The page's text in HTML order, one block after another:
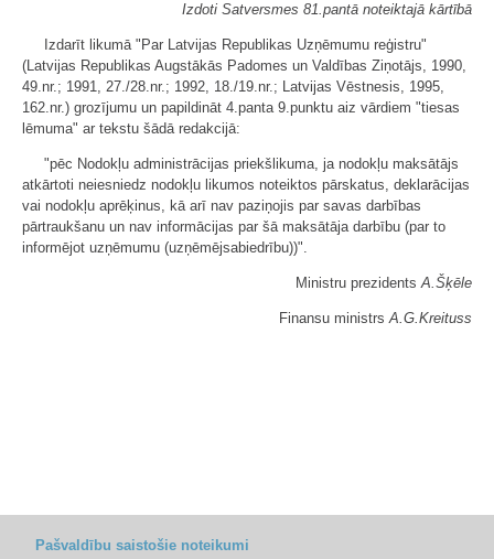
Izdoti Satversmes 81.pantā noteiktajā kārtībā
Izdarīt likumā "Par Latvijas Republikas Uzņēmumu reģistru"
(Latvijas Republikas Augstākās Padomes un Valdības Ziņotājs, 1990,
49.nr.; 1991, 27./28.nr.; 1992, 18./19.nr.; Latvijas Vēstnesis, 1995,
162.nr.) grozījumu un papildināt 4.panta 9.punktu aiz vārdiem "tiesas
lēmuma" ar tekstu šādā redakcijā:
"pēc Nodokļu administrācijas priekšlikuma, ja nodokļu maksātājs
atkārtoti neiesniedz nodokļu likumos noteiktos pārskatus, deklarācijas
vai nodokļu aprēķinus, kā arī nav paziņojis par savas darbības
pārtraukšanu un nav informācijas par šā maksātāja darbību (par to
informējot uzņēmumu (uzņēmējsabiedrību))".
Ministru prezidentsA.Šķēle
Finansu ministrsA.G.Kreituss
Pašvaldību saistošie noteikumi